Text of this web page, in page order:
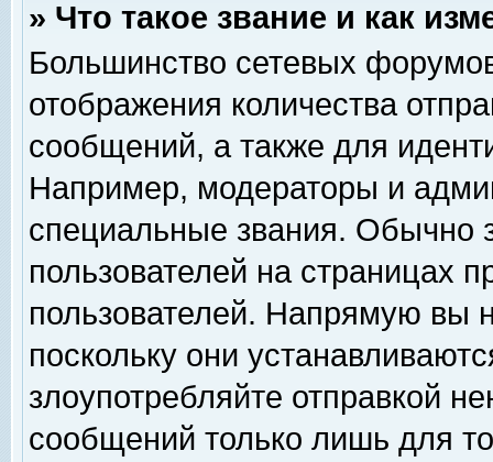
» Что такое звание и как
Большинство сетевых
отображения количества
сообщений, а также для
Например, модераторы и
специальные звания. Обычно
пользователей на страницах
пользователей. Напрямую вы
поскольку они
злоупотребляйте отправкой
сообщений только лишь для